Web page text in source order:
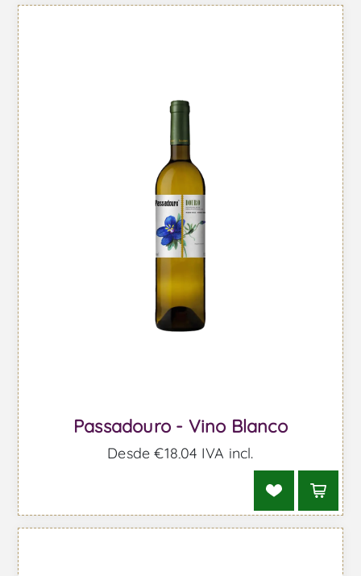
Passadouro - Vino Blanco
Desde €18,04 IVA incl.